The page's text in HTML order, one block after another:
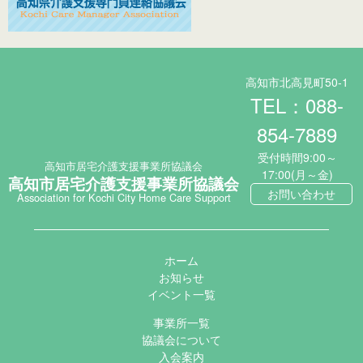
高知市居宅介護支援事業所協議会
高知市居宅介護支援事業所協議会
Association for Kochi City Home Care Support
高知市北高見町50-1
TEL：088-
854-7889
受付時間9:00～
17:00(月～金)
お問い合わせ
ホーム
お知らせ
イベント一覧
事業所一覧
協議会について
入会案内